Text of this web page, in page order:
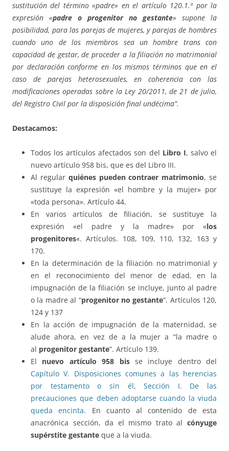
sustitución del término «padre» en el artículo 120.1.º por la
expresión «padre o progenitor no gestante» supone la
posibilidad, para las parejas de mujeres, y parejas de hombres
cuando uno de los miembros sea un hombre trans con
capacidad de gestar, de proceder a la filiación no matrimonial
por declaración conforme en los mismos términos que en el
caso de parejas heterosexuales, en coherencia con las
modificaciones operadas sobre la Ley 20/2011, de 21 de julio,
del Registro Civil por la disposición final undécima”.
Destacamos:
Todos los artículos afectados son del Libro I, salvo el
nuevo artículo 958 bis, que es del Libro III.
Al regular quiénes pueden contraer matrimonio, se
sustituye la expresión «el hombre y la mujer» por
«toda persona». Artículo 44.
En varios artículos de filiación, se sustituye la
expresión «el padre y la madre» por «los
progenitores«. Artículos. 108, 109, 110, 132, 163 y
170.
En la determinación de la filiación no matrimonial y
en el reconocimiento del menor de edad, en la
impugnación de la filiación se incluye, junto al padre
o la madre al “progenitor no gestante”. Artículos 120,
124 y 137
En la acción de impugnación de la maternidad, se
alude ahora, en vez de a la mujer a “la madre o
al progenitor gestante”. Artículo 139.
El nuevo artículo 958 bis se incluye dentro del
Capítulo V. Disposiciones comunes a las herencias
por testamento o sin él,Sección I. De las
precauciones que deben adoptarse cuando la viuda
queda encinta. En cuanto al contenido de esta
anacrónica sección, da el mismo trato al cónyuge
supérstite gestante que a la viuda.